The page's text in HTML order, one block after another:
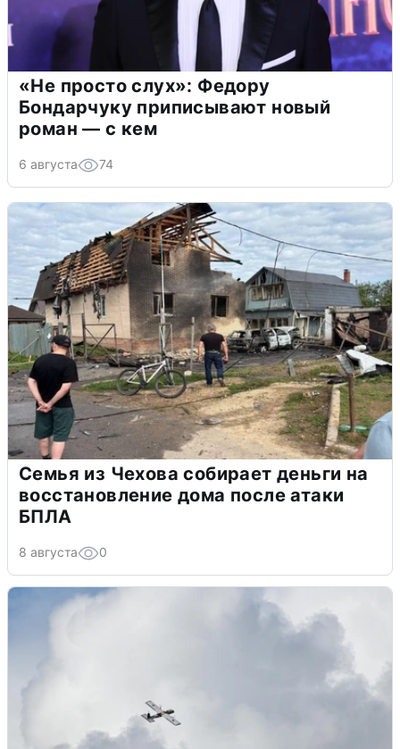
«Не просто слух»: Федору
Бондарчуку приписывают новый
роман — с кем
6 августа 74
Семья из Чехова собирает деньги на
восстановление дома после атаки
БПЛА
8 августа 0